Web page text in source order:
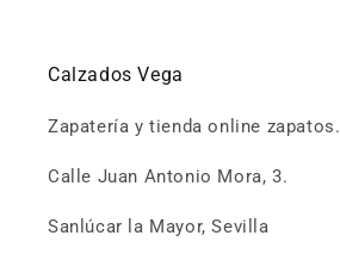
Calzados Vega
Zapatería y tienda online zapatos.
Calle Juan Antonio Mora, 3.
Sanlúcar la Mayor, Sevilla